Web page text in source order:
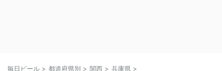
毎日ビール > 都道府県別 > 関西 > 兵庫県 >